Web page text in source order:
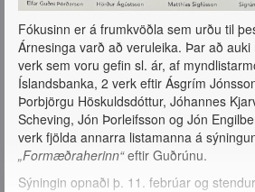
Fókusinn er á frumkvöðla sem urðu til
Árnesinga varð að veruleika. Þar að
verk sem voru gefin sl. ár, af
Íslandsbanka, 2 verk eftir Ásgrím
Þorbjörgu Höskuldsdóttur, Jóhannes
Scheving, Jón Þorleifsson og Jón
verk fjölda annarra listamanna á
„Formæðraherinn“eftir Guðrúnu.
Sýningin opnaði þ. 11. febrúar og